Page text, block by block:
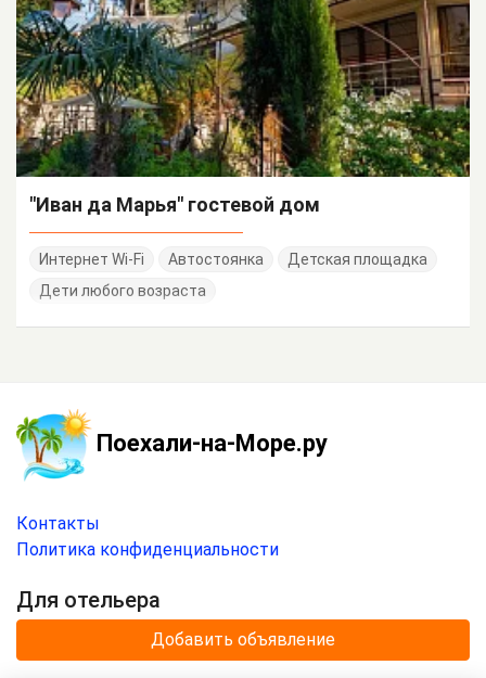
"Иван да Марья" гостевой дом
Интернет Wi-Fi Автостоянка
Детская площадка
Дети любого возраста
Поехали-на-Море.ру
Контакты
Политика конфиденциальности
Для отельера
Добавить объявление